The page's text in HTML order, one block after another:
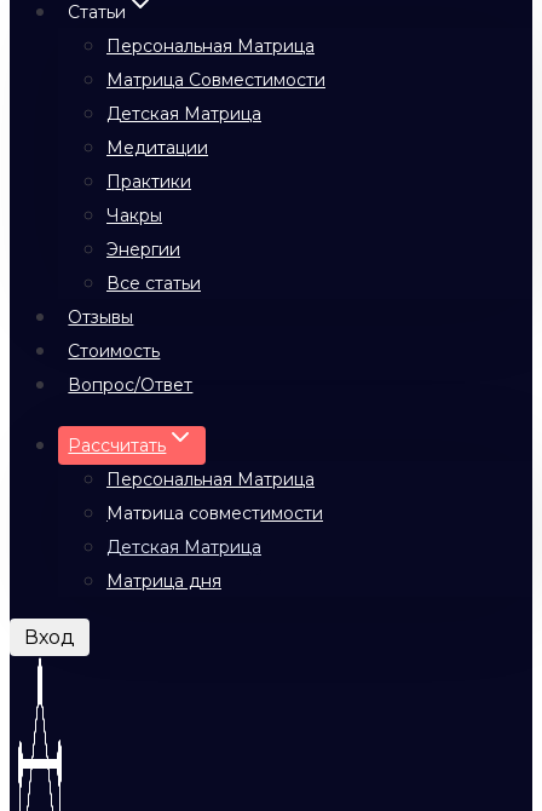
Статьи
Персональная Матрица
Матрица Совместимости
Детская Матрица
Медитации
Практики
Чакры
Энергии
Все статьи
Отзывы
Стоимость
Вопрос/Ответ
Рассчитать
Персональная Матрица
Матрица совместимости
Детская Матрица
Матрица дня
Вход